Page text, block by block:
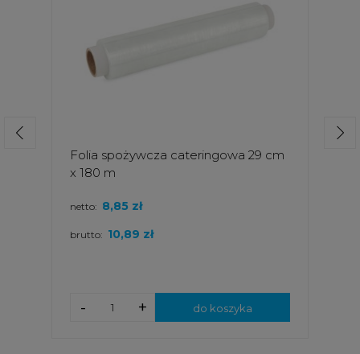
Folia spożywcza cateringowa 29 cm
x 180 m
brutto: 10,89 zł
netto: 8,85 zł
+
- do koszyka